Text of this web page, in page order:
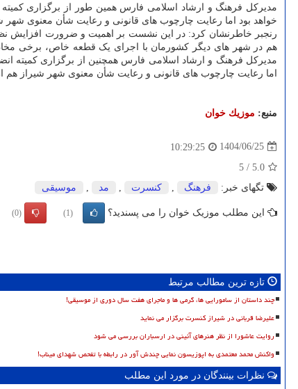
مدیرکل فرهنگ و ارشاد اسلامی فارس همین طور از برگزاری
خواهد بود اما رعایت چارچوب های قانونی و رعایت شأن معنوی
رنجبر خاطرنشان کرد: در این نشست بر اهمیت و ضرورت افزایش
هم در شهر های دیگر کشورمان با اجرای یک قطعه خاص، برخی
مدیرکل فرهنگ و ارشاد اسلامی فارس همچنین از برگزاری کمیته
اما رعایت چارچوب های قانونی و رعایت شأن معنوی شهر شیراز
منبع: موزیك خوان
1404/06/25
10:29:25
5.0
/
5
تگهای خبر:
فرهنگ كنسرت مد موسیقی
این مطلب موزیک خوان را می پسندید؟ (1)
(0)
تازه ترین مطالب مرتبط
چند داستان از سامورایی ها، گرمی ها و ماجرای هفت سال دوری از موسیقی!
علیرضا قربانی در شیراز کنسرت برگزار می نماید
روایت عاشورا از نظر هنرهای آئینی در ارسباران بررسی می شود
واکنش محمد معتمدی به اپوزیسون نمایی چندش آور در رابطه با تفحص شهدای میناب!
نظرات بینندگان در مورد این مطلب